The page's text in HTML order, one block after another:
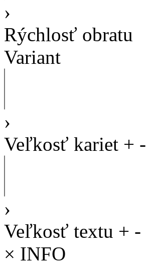
›
Rýchlosť obratu
Variant
›
Veľkosť kariet + -
›
Veľkosť textu + -
× INFO